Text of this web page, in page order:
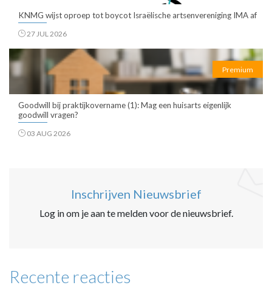
KNMG wijst oproep tot boycot Israëlische artsenvereniging IMA af
27 JUL 2026
Premium
Goodwill bij praktijkovername (1): Mag een huisarts eigenlijk
goodwill vragen?
03 AUG 2026
Inschrijven Nieuwsbrief
Log in om je aan te melden voor de nieuwsbrief.
Recente reacties